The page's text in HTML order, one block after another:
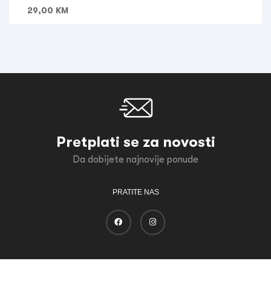
29,00 KM
Pretplati se za novosti
Da dobijete najnovije ponude
PRATITE NAS